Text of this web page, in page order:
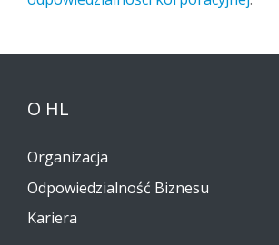
O HL
Organizacja
Odpowiedzialność Biznesu
Kariera